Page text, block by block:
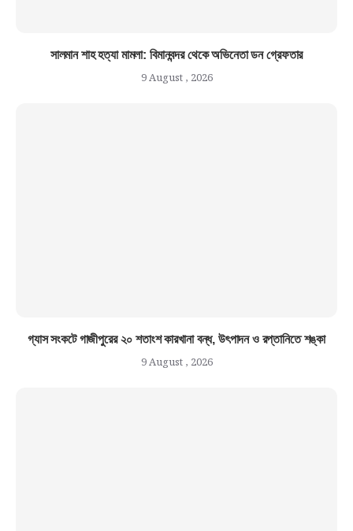
সালমান শাহ হত্যা মামলা: বিমানবন্দর থেকে অভিনেতা ডন গ্রেফতার
9 August , 2026
গ্যাস সংকটে গাজীপুরের ২০ শতাংশ কারখানা বন্ধ, উৎপাদন ও রপ্তানিতে শঙ্কা
9 August , 2026